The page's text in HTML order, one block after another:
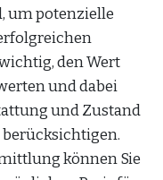
um potenzielle
den Wert
und dabei
und Zustand
können Sie